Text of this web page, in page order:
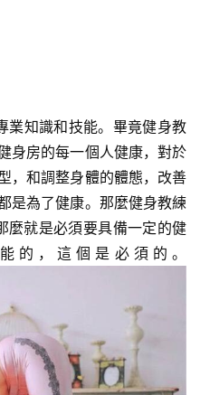
業知識和技能。畢竟健身教
身房的每一個人健康，對於
，和調整身體的體態，改善
是為了健康。那麼健身教練
麼就是必須要具備一定的健
的，這個是必須的。